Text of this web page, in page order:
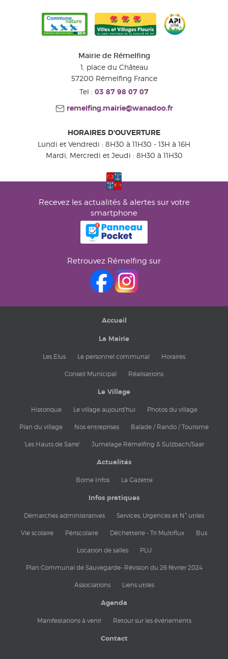
Mairie de Rémelfing
1, place du Château
57200 Rémelfing France
Tel : 03 87 98 07 07
remelfing.mairie@wanadoo.fr
HORAIRES D'OUVERTURE
Lundi et Vendredi : 8H30 à 11H30 - 13H à 16H
Mardi, Mercredi et Jeudi : 8H30 à 11H30
Recevez les actualités & alertes sur votre
smartphone
Retrouvez Rémelfing sur
Accueil
La Mairie
Les Elus Le personnel communal Horaires
Conseil Municipal Réalisations
Le Village
Historique Le village aujourd'hui Photos du village
Plan du village Nos entreprises Balade / Rando / Tourisme
'Les Hauts de Sarre' Jumelage Rémelfing & Sulzbach/Saar
Actualités
Borne Infos La Gazette
Infos pratiques
Démarches administratives Services, Urgences et N° utiles
Vie scolaire Périscolaire Déchetterie - Tri Multiflux Bus
Location de salles PLU
Plan Communal de Sauvegarde- Révision du 26 février 2024
Associations Liens utiles
Agenda
Manifestations à venir Retour sur les événements
Contact